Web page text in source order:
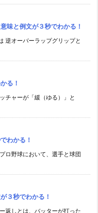
味と例文が３秒でわかる！
逆オーバーラップグリップと
る！
チャーが「緩（ゆる）」と
わかる！
ロ野球において、選手と球団
３秒でわかる！
返しとは、バッターが打った